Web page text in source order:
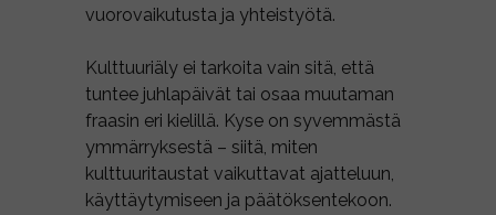
vuorovaikutusta ja yhteistyötä.
Kulttuuriäly ei tarkoita vain sitä, että
tuntee juhlapäivät tai osaa muutaman
fraasin eri kielillä. Kyse on syvemmästä
ymmärryksestä – siitä, miten
kulttuuritaustat vaikuttavat ajatteluun,
käyttäytymiseen ja päätöksentekoon.